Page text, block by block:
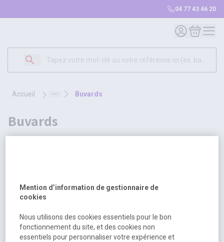
04 77 43 46 20
Mon compte
Mon
accueil buvards
buvards
Mention d’information de gestionnaire de
cookies
Nous utilisons des cookies essentiels pour le bon
fonctionnement du site, et des cookies non
essentiels pour personnaliser votre expérience et